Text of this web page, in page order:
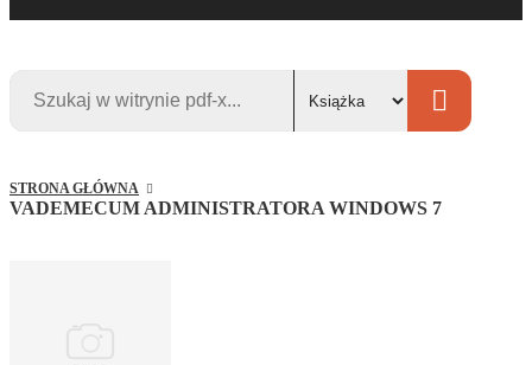
STRONA GŁÓWNA
VADEMECUM ADMINISTRATORA WINDOWS 7